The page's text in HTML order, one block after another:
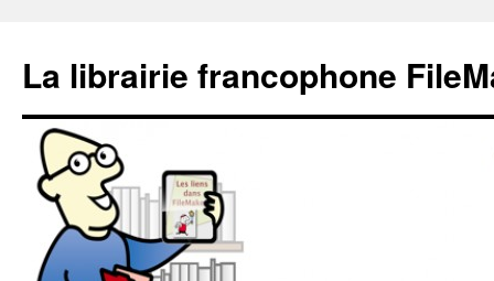
La librairie francophone